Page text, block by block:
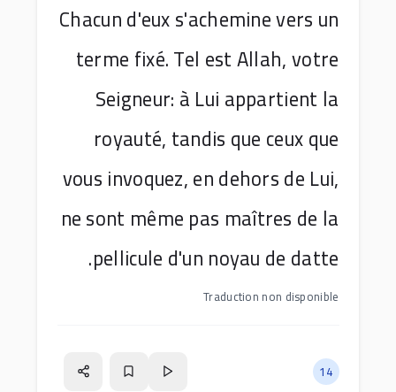
Chacun d'eux s'achemine vers un
terme fixé. Tel est Allah, votre
Seigneur: à Lui appartient la
royauté, tandis que ceux que
vous invoquez, en dehors de Lui,
ne sont même pas maîtres de la
pellicule d'un noyau de datte.
Traduction non disponible
14